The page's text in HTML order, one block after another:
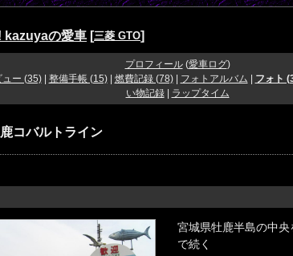
kazuyaの愛車 [三菱 GTO]
プロフィール(愛車ログ)
ー (35)| 整備手帳 (15)| 燃費記録 (78)| フォトアルバム フォト
い物記録| ラップタイム
コバルトライン
宮城県牡鹿半島の中
で続く